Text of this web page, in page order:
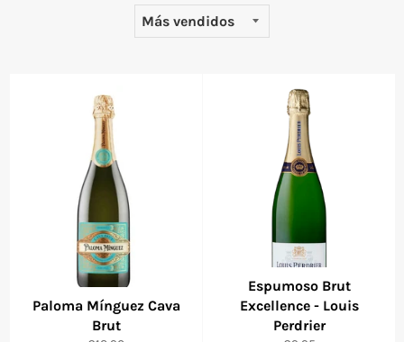
Paloma Mínguez Cava
Brut
Espumoso Brut
Excellence - Louis
Perdrier